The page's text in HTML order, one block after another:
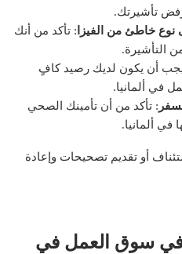
تأشيرتك.
خاطئ من الفيزا : تأكد من أنك
التأشيرة.
أن يكون لديك رصيد كافٍ
في ألمانيا.
: تأكد من أن تأمينك الصحي
في ألمانيا.
أو تقديم تصحيحات وإعادة
في سوق العمل في